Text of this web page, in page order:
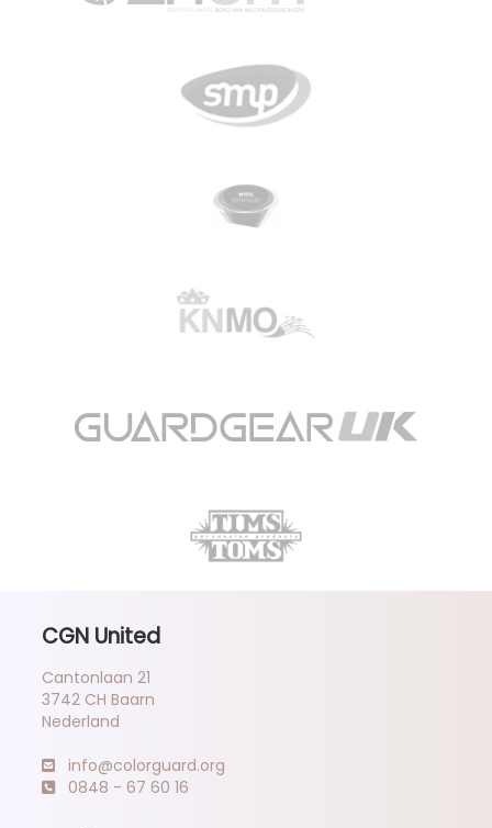
CGN United
Cantonlaan 21
3742 CH Baarn
Nederland
info@colorguard.org
0848 - 67 60 16